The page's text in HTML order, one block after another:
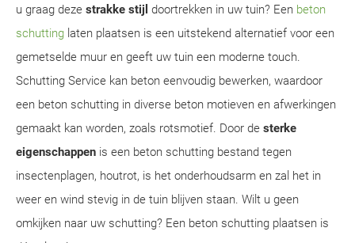
u graag deze strakke stijl doortrekken in uw tuin? Een beton
schutting laten plaatsen is een uitstekend alternatief voor een
gemetselde muur en geeft uw tuin een moderne touch.
Schutting Service kan beton eenvoudig bewerken, waardoor
een beton schutting in diverse beton motieven en afwerkingen
gemaakt kan worden, zoals rotsmotief. Door de sterke
eigenschappen is een beton schutting bestand tegen
insectenplagen, houtrot, is het onderhoudsarm en zal het in
weer en wind stevig in de tuin blijven staan. Wilt u geen
omkijken naar uw schutting? Een beton schutting plaatsen is